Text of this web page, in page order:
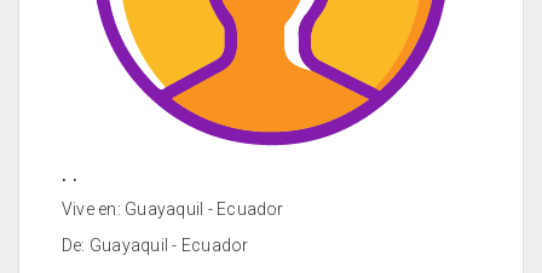
. .
Vive en: Guayaquil - Ecuador
De: Guayaquil - Ecuador